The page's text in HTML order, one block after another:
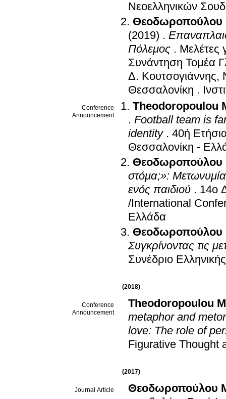
Νεοελληνικών
Θεοδωροπούλου
(2019) .
Πόλεμος . Μελέτες
Συνάντηση Τομέα
Δ.
Θεσσαλονίκη .
Conference
Announcement
Theodoropoulou
. Football team is
identity . 40ή
Θεσσαλονίκη -
Θεοδωροπούλου
στόμα;»:
ενός παιδιού . 14ο
/International
Ελλάδα
Θεοδωροπούλου
Συγκρίνοντας τις
Συνέδριο
(2018)
Conference
Announcement
Theodoropoulou
metaphor and
love: The role of
Figurative Thought
(2017)
Journal Article
Θεοδωροπούλου